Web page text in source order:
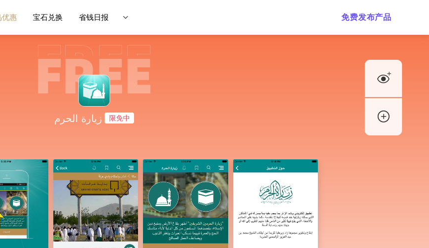
优惠 宝石兑换 省钱日报 免费发布产品
زيارة الحرم 限免中